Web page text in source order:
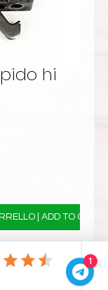
hi
| ADD TO CART
aste Hi hat
1